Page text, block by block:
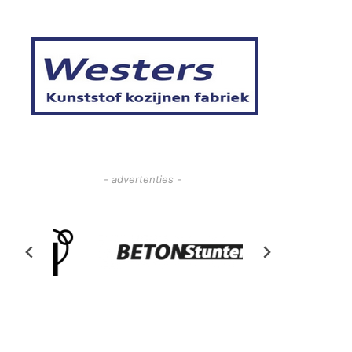
- advertenties -